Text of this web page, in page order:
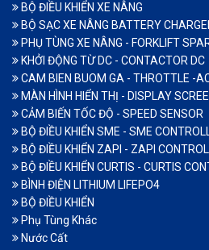
BỘ ĐIỀU KHIỂN XE NÂNG
BỘ SẠC XE NÂNG BATTERY
PHỤ TÙNG XE NÂNG - FORKLIFT
KHỞI ĐỘNG TỪ DC - CONTACTOR DC
CAM BIEN BUOM GA - THROTTLE -
MÀN HÌNH HIỂN THỊ - DISPLAY
CẢM BIẾN TỐC ĐỘ - SPEED SENSOR
BỘ ĐIỀU KHIỂN SME - SME
BỘ ĐIỀU KHIỂN ZAPI - ZAPI
BỘ ĐIỀU KHIỂN CURTIS - CURTIS
BÌNH ĐIỆN LITHIUM LIFEPO4
BỘ ĐIỀU KHIỂN
Phụ Tùng Khác
Nước Cất